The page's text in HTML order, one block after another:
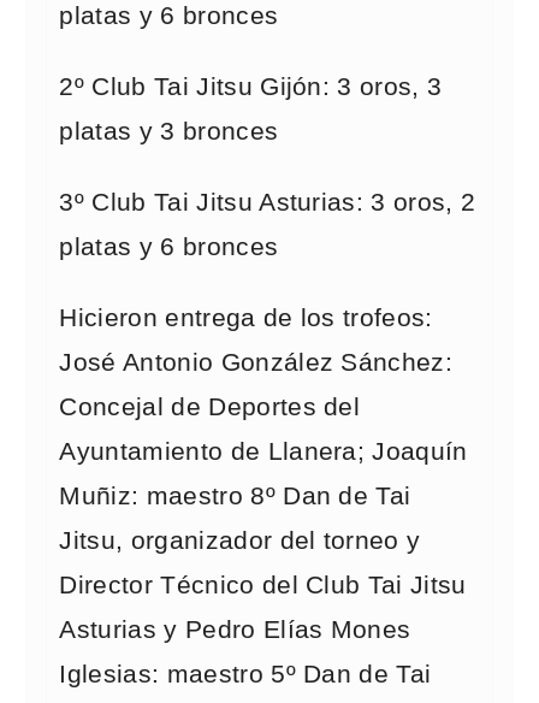
platas y 6 bronces
2º Club Tai Jitsu Gijón: 3 oros, 3
platas y 3 bronces
3º Club Tai Jitsu Asturias: 3 oros, 2
platas y 6 bronces
Hicieron entrega de los trofeos:
José Antonio González Sánchez:
Concejal de Deportes del
Ayuntamiento de Llanera; Joaquín
Muñiz: maestro 8º Dan de Tai
Jitsu, organizador del torneo y
Director Técnico del Club Tai Jitsu
Asturias y Pedro Elías Mones
Iglesias: maestro 5º Dan de Tai